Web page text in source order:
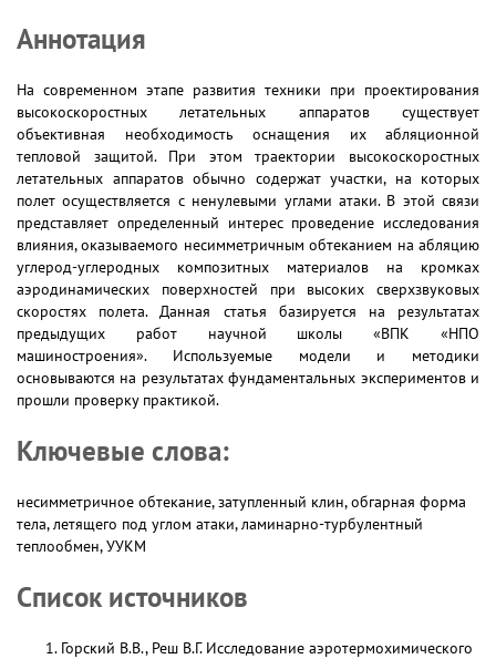
Аннотация
На современном этапе развития техники при проектирования
высокоскоростных летательных аппаратов существует
объективная необходимость оснащения их абляционной
тепловой защитой. При этом траектории высокоскоростных
летательных аппаратов обычно содержат участки, на которых
полет осуществляется с ненулевыми углами атаки. В этой связи
представляет определенный интерес проведение исследования
влияния, оказываемого несимметричным обтеканием на абляцию
углерод-углеродных композитных материалов на кромках
аэродинамических поверхностей при высоких сверхзвуковых
скоростях полета. Данная статья базируется на результатах
предыдущих работ научной школы «ВПК «НПО
машиностроения». Используемые модели и методики
основываются на результатах фундаментальных экспериментов и
прошли проверку практикой.
Ключевые слова:
несимметричное обтекание, затупленный клин, обгарная форма
тела, летящего под углом атаки, ламинарно-турбулентный
теплообмен, УУКМ
Список источников
Горский В.В., Реш В.Г. Исследование аэротермохимического